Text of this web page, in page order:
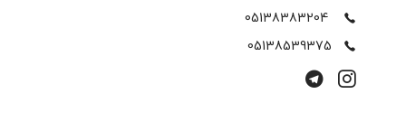
05138383204
05138539375